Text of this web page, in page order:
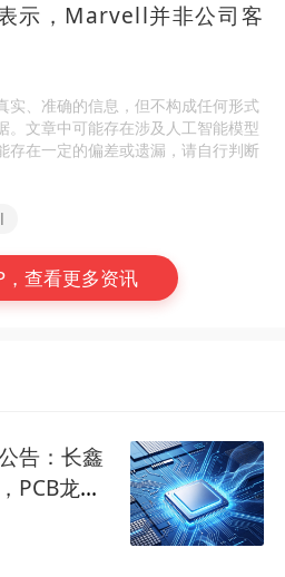
示，Marvell并非公司客
实、准确的信息，但不构成任何形式
。文章中可能存在涉及人工智能模型
存在一定的偏差或遗漏，请自行判断
，查看更多资讯
告：长鑫
PCB龙头